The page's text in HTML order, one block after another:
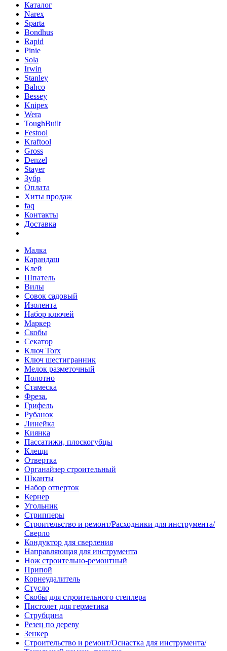
Каталог
Narex
Sparta
Bondhus
Rapid
Pinie
Sola
Irwin
Stanley
Bahco
Bessey
Knipex
Wera
ToughBuilt
Festool
Kraftool
Gross
Denzel
Stayer
Зубр
Оплата
Хиты продаж
faq
Контакты
Доставка
Малка
Карандаш
Клей
Шпатель
Вилы
Совок садовый
Изолента
Набор ключей
Маркер
Скобы
Секатор
Ключ Torx
Ключ шестигранник
Мелок разметочный
Полотно
Стамеска
Фреза.
Грифель
Рубанок
Линейка
Киянка
Пассатижи, плоскогубцы
Клещи
Отвертка
Органайзер строительный
Шканты
Набор отверток
Кернер
Угольник
Стрипперы
Строительство и ремонт/Расходники для инструмента/
Сверло
Кондуктор для сверления
Направляющая для инструмента
Нож строительно-ремонтный
Припой
Корнеудалитель
Стусло
Скобы для строительного степлера
Пистолет для герметика
Струбцина
Резец по дереву
Зенкер
Строительство и ремонт/Оснастка для инструмента/